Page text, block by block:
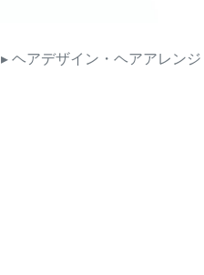
▸ ヘアデザイン・ヘアアレンジ